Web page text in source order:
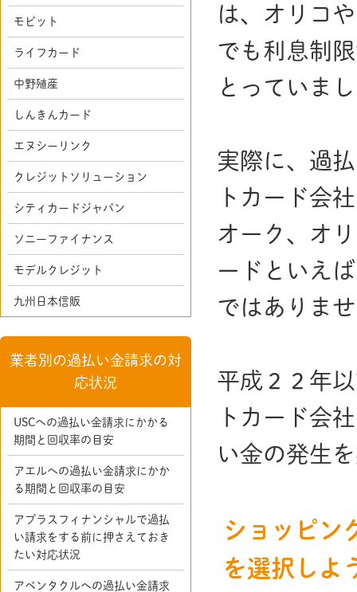
は、オリコ
でも利息制
とっていま
実際に、過
トカード会
オーク、オ
ードといえ
ではありま
平成２２年
トカード会
い金の発生
ショッピン
を選択しよ
モビット
ライフカード
中野殖産
しんきんカード
エヌシーリンク
クレジットソリューション
シティカードジャパン
ソニーファイナンス
モデルクレジット
九州日本信販
業者別の過払い金請求の対
応状況
USCへの過払い金請求にかかる
期間と回収率の目安
アエルへの過払い金請求にかか
る期間と回収率の目安
アプラスフィナンシャルで過払
い請求をする前に押さえておき
たい対応状況
アペンタクルへの過払い金請求